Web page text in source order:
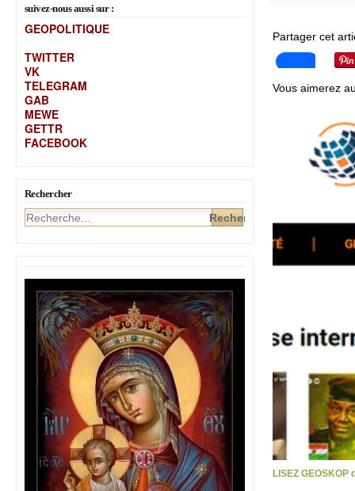
suivez-nous aussi sur :
GEOPOLITIQUE
TWITTER
VK
TELEGRAM
GAB
MEWE
GETTR
FACEBOOK
Rechercher
Partager cet
Vous aimerez
LISEZ GEOSKOP